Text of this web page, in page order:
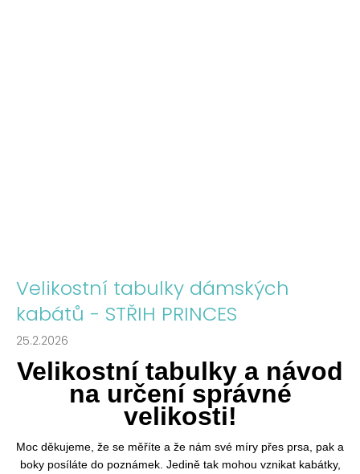
Velikostní tabulky dámských
kabátů - STŘIH PRINCES
25.2.2026
Velikostní tabulky a návod
na určení správné
velikosti!
Moc děkujeme, že se měříte a že nám své míry přes prsa, pak a
boky posíláte do poznámek. Jedině tak mohou vznikat kabátky,